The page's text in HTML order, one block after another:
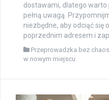
dostawami, dlatego warto
pełną uwagą.
niezbędne, aby odciąć się
poprzednim adresem i
Przeprowadzka bez
w nowym miejscu